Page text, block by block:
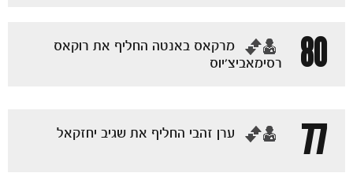
80
‏מרקאס באנטה החליף את רוקאס
רסימאביצ'יוס
77 ‏ערן זהבי החליף את שגיב יחזקאל